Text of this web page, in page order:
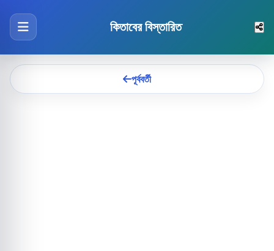
কিতাবের বিস্তারিত
পূর্ববর্তী